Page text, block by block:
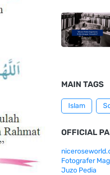
MAIN TAGS
Islam
OFFICIAL
Fotografer
Juzo Pedia